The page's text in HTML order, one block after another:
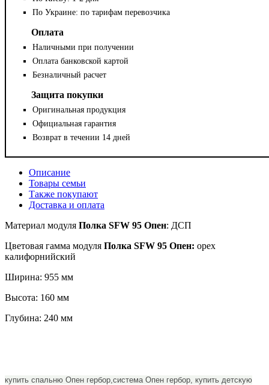
По Украине: по тарифам перевозчика
Оплата
Наличными при получении
Оплата банковской картой
Безналичный расчет
Защита покупки
Оригинальная продукция
Официальная гарантия
Возврат в течении 14 дней
Описание
Товары семьи
Также покупают
Доставка и оплата
Материал модуля Полка SFW 95 Опен: ДСП
Цветовая гамма модуля Полка SFW 95 Опен: орех
калифорнийский
Ширина: 955 мм
Высота: 160 мм
Глубина: 240 мм
купить спальню Опен гербор, система Опен гербор, купить детскую